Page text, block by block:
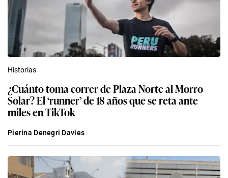
Historias
¿Cuánto toma correr de Plaza Norte al Morro
Solar? El ‘runner’ de 18 años que se reta ante
miles en TikTok
Pierina Denegri Davies